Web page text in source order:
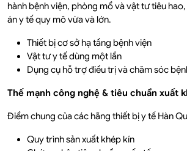
hành bệnh viện, phòng mổ và vật tư tiêu
án y tế quy mô vừa và lớn.
Thiết bị cơ sở hạ tầng bệnh viện
Vật tư y tế dùng một lần
Dụng cụ hỗ trợ điều trị và chăm sóc
Thế mạnh công nghệ & tiêu chuẩn xuất
Điểm chung của các hãng thiết bị y tế Hàn
Quy trình sản xuất khép kín